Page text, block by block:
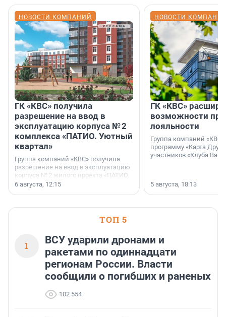
НОВОСТИ КОМПАНИЙ
ГК «КВС» получила
разрешение на ввод в
эксплуатацию корпуса № 2
комплекса «ПАТИО. Уютный
квартал»
Группа компаний «КВС» получила
разрешение на ввод в эксплуатацию
корпуса № 2 жилого проекта «ПАТИО.
Уютный квартал», расположенного во
6 августа, 12:15
НОВОСТИ
ГК «КВС»
возможности
лояльности
Группа компаний
программу «Карта
участников «Клуба
5 августа, 18:13
ТОП 5
1
ВСУ ударили дронами и
ракетами по одиннадцати
регионам России. Власти
сообщили о погибших и раненых
102 554